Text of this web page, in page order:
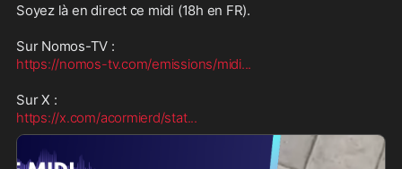
Soyez là en direct ce midi (18h en FR).
https://nomos-tv.com/emissions/midi...
https://x.com/acormierd/stat...